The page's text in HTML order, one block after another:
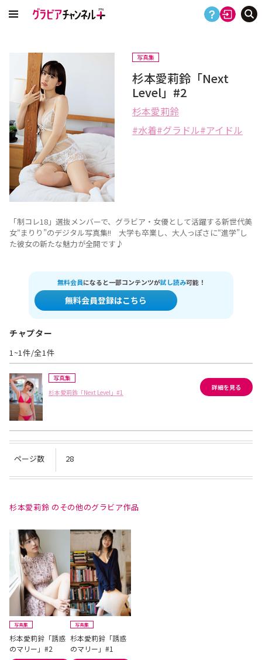
写真集
杉本愛莉鈴「Next
Level」#2
杉本愛莉鈴
水着 グラドル アイドル
「制コレ18」選抜メンバーで、グラビア・女優として活躍する新世代美
女“まりり”のデジタル写真集!! 大学も卒業し、大人っぽさに“進学”し
た彼女の新たな魅力が全開です♪
無料会員になると一部コンテンツが試し読み可能！
無料会員登録はこちら
チャプター
1~1件/全1件
写真集
杉本愛莉鈴「Next Level」#1
詳細を見る
ページ数 28
杉本愛莉鈴 のその他のグラビア作品
写真集
杉本愛莉鈴「誘惑
のマリー」#2
写真集
杉本愛莉鈴「誘惑
のマリー」#1